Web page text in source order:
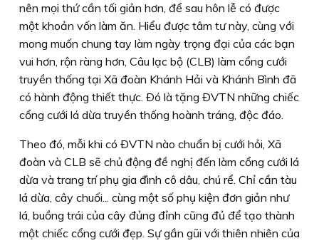
nên mọi thứ cần tối giản hơn, để sau hôn lễ có được
một khoản vốn làm ăn. Hiểu được tâm tư này, cùng với
mong muốn chung tay làm ngày trọng đại của các bạn
vui hơn, rộn ràng hơn, Câu lạc bộ (CLB) làm cổng cưới
truyền thống tại Xã đoàn Khánh Hải và Khánh Bình đã
có hành động thiết thực. Ðó là tặng ÐVTN những chiếc
cổng cưới lá dừa truyền thống hoành tráng, độc đáo.
Theo đó, mỗi khi có ÐVTN nào chuẩn bị cưới hỏi, Xã
đoàn và CLB sẽ chủ động đề nghị đến làm cổng cưới lá
dừa và trang trí phụ gia đình cô dâu, chú rể. Chỉ cần tàu
lá dừa, cây chuối... cùng một số phụ kiện đơn giản như
lá, buồng trái của cây đủng đỉnh cũng đủ để tạo thành
một chiếc cổng cưới đẹp. Sự gần gũi với thiên nhiên của